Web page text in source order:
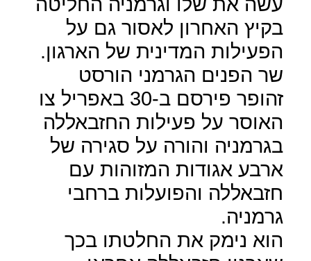
בקיץ האחרון לאסור גם על
הפעילות המדינית של הארגון.
שר הפנים הגרמני הורסט
זהופר פירסם ב-30 באפריל צו
האוסר על פעילות החזבאללה
בגרמניה והורה על סגירה של
ארבע אגודות המזוהות עם
חזבאללה והפועלות ברחבי
גרמניה.
הוא נימק את החלטתו בכך